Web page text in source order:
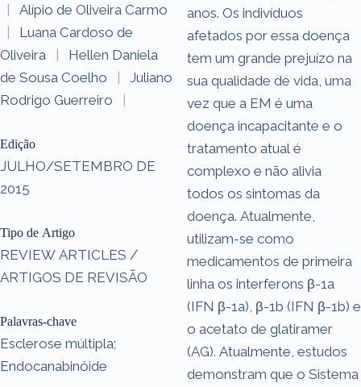
|
Alípio de Oliveira Carmo
|
Luana Cardoso de
Oliveira
|
Hellen Daniela
de Sousa Coelho
|
Juliano
Rodrigo Guerreiro
|
Edição
JULHO/SETEMBRO DE
2015
Tipo de Artigo
REVIEW ARTICLES /
ARTIGOS DE REVISÃO
Palavras-chave
Esclerose múltipla;
Endocanabinóide
anos. Os indivíduos
afetados por essa doença
tem um grande prejuízo na
sua qualidade de vida, uma
vez que a EM é uma
doença incapacitante e o
tratamento atual é
complexo e não alivia
todos os sintomas da
doença. Atualmente,
utilizam-se como
medicamentos de primeira
linha os interferons β-1a
(IFN β-1a), β-1b (IFN β-1b) e
o acetato de glatiramer
(AG). Atualmente, estudos
demonstram que o Sistema